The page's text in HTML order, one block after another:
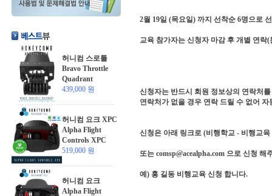
허니컴 스로틀
Bravo Throttle
Quadrant
439,000 원
허니컴 요크 XPC
Alpha Flight
Controls XPC
519,000 원
허니컴 요크
Alpha Flight
2월 19일 (목요일) 까지 선착순 6명으로
교육 참가자는 신청자 마감 후 개별 연락
신청자는 반드시 회원 정보상의 연락처
연락처가 없을 경우 연락 드릴 수 없어 자
신청은 아래 링크로 (비행학교 - 비행교
또는 comsp@acealpha.com 으로 신청 해
예) 홍 길동 비행교육 신청 합니다.